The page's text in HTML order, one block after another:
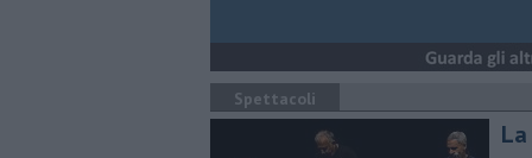
Spettacoli